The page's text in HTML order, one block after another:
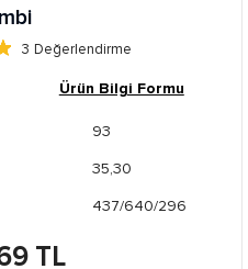
3 Değerlendirme
Ürün Bilgi Formu
93
35,30
437/640/296
TL